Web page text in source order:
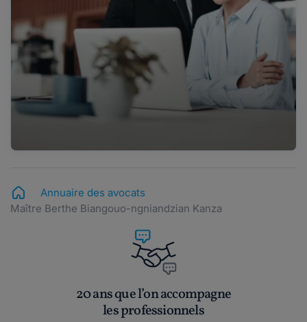
Annuaire des avocats
Maître Berthe Biangouo-ngniandzian Kanza
20 ans que l’on accompagne
les professionnels